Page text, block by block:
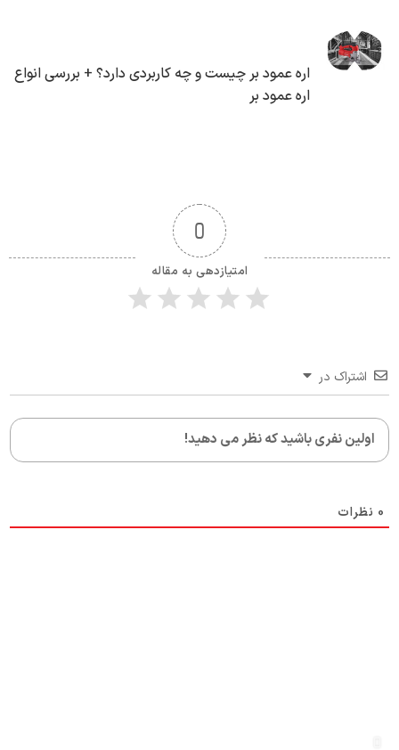
اره عمود بر چیست و چه کاربردی دارد؟ + بررسی انواع
اره عمود بر
0
امتیازدهی به مقاله
اشتراک در
0 نظرات